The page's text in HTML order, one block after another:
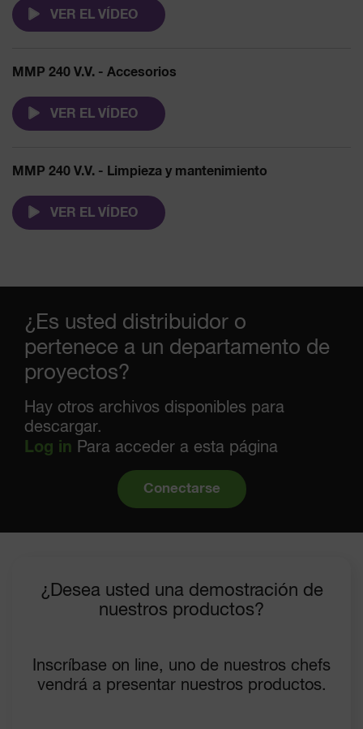
VER EL VÍDEO
MMP 240 V.V. - Accesorios
VER EL VÍDEO
MMP 240 V.V. - Limpieza y mantenimiento
VER EL VÍDEO
¿Es usted distribuidor o
pertenece a un departamento de
proyectos?
Hay otros archivos disponibles para
descargar.
Log in Para acceder a esta página
Conectarse
¿Desea usted una demostración de
nuestros productos?
Inscríbase on line, uno de nuestros chefs
vendrá a presentar nuestros productos.